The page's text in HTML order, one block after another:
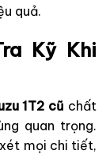
quả.
Kỹ Khi
1T2 cũ chất
quan trọng.
mọi chi tiết,